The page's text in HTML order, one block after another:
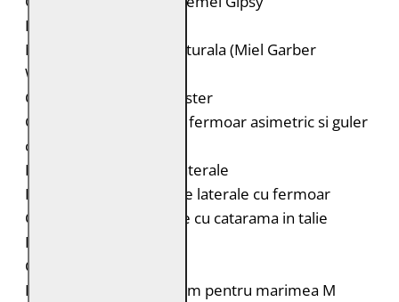
Brand: Gipsy
Material: 100% piele naturala (Miel Garber
Washed Veg)
Captuseala: 100% poliester
Geaca de piele biker cu fermoar asimetric si guler
cu rever
Portiuni matlasate pe laterale
Doua buzunare verticale laterale cu fermoar
Curele laterale reglabile cu catarama in talie
Fermoar la maneci
Croiala: Regular Fit
Lungimea spatelui: 54 cm pentru marimea M